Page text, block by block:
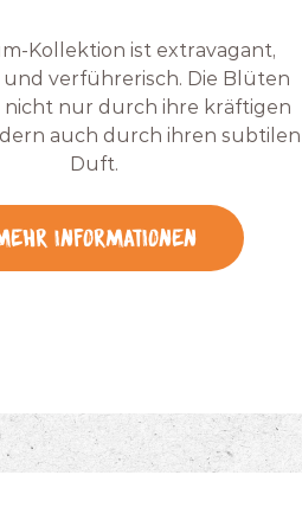
Kollektion ist extravagant,
und verführerisch. Die Blüten
nicht nur durch ihre kräftigen
auch durch ihren subtilen
Duft.
Informationen